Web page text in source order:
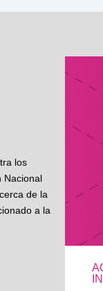
los
Nacional
de la
a la